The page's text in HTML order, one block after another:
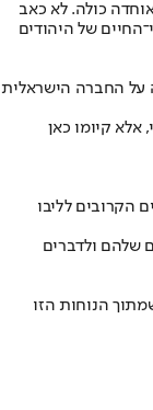
כולה. לא כאב
של היהודים
על החברה הישראלית
קיומו כאן
הקרובים לליבו
שלהם ולדברים
הנוחות הזו